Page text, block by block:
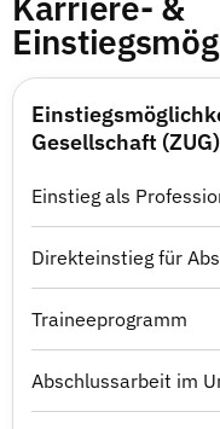
Gesellschaft
Einstieg als
Direkteinstieg für
Traineeprogramm
Abschlussarbeit im